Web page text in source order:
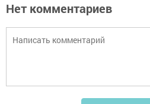
Нет комментариев